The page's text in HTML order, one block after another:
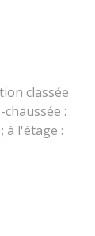
classée
:
à l'étage :
2 :
1 lit de
cour
non